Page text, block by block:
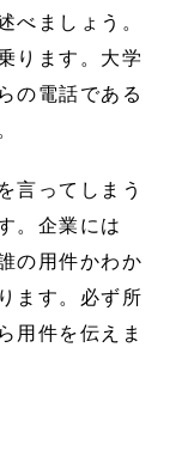
べましょう。
ります。大学
の電話である
言ってしまう
。企業には
の用件かわか
ます。必ず所
用件を伝えま